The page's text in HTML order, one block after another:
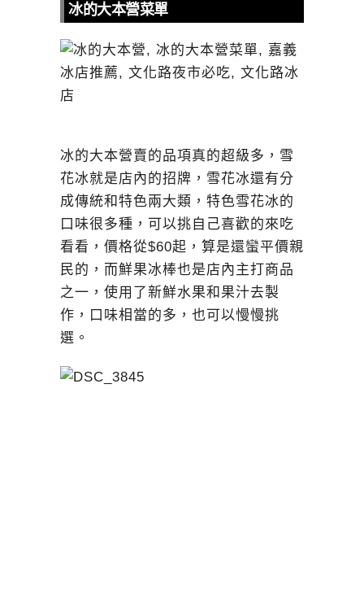
冰的大本營菜單
冰的大本營賣的品項真的超級多，雪
花冰就是店內的招牌，雪花冰還有分
成傳統和特色兩大類，特色雪花冰的
口味很多種，可以挑自己喜歡的來吃
看看，價格從$60起，算是還蠻平價親
民的，而鮮果冰棒也是店內主打商品
之一，使用了新鮮水果和果汁去製
作，口味相當的多，也可以慢慢挑
選。